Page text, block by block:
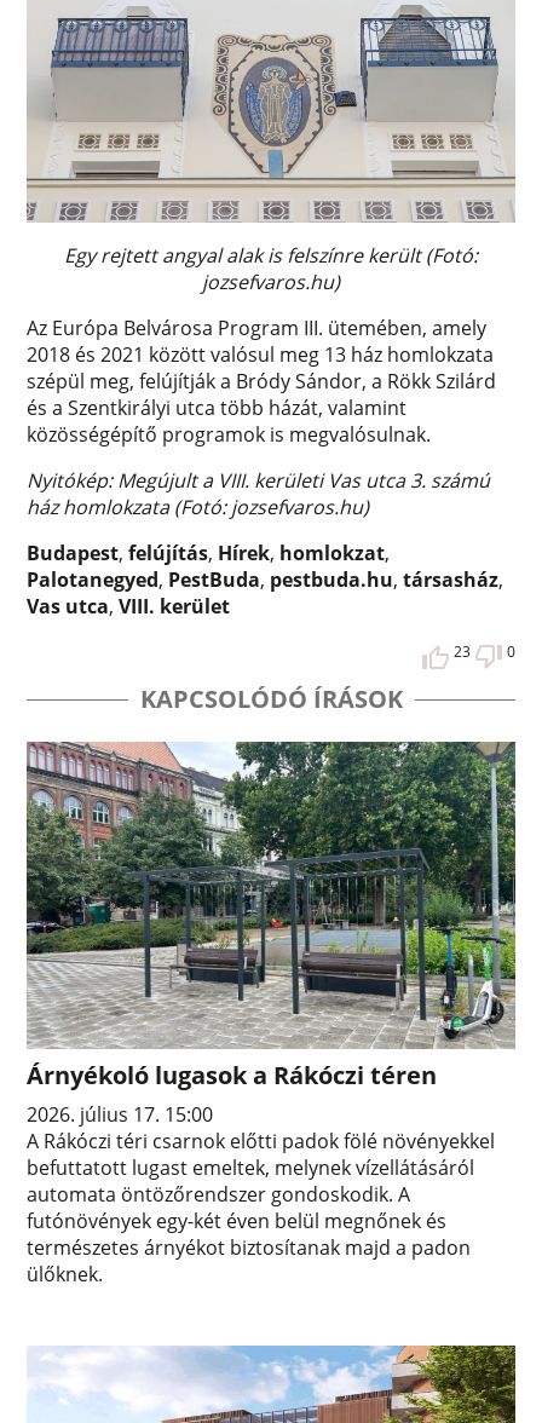
Egy rejtett angyal alak is felszínre került (Fotó:
jozsefvaros.hu)
Az Európa Belvárosa Program III. ütemében, amely
2018 és 2021 között valósul meg 13 ház homlokzata
szépül meg, felújítják a Bródy Sándor, a Rökk Szilárd
és a Szentkirályi utca több házát, valamint
közösségépítő programok is megvalósulnak.
Nyitókép: Megújult a VIII. kerületi Vas utca 3. számú
ház homlokzata (Fotó: jozsefvaros.hu)
Budapest,felújítás, Hírek, homlokzat,
Palotanegyed, PestBuda, pestbuda.hu,társasház,
Vas utca,VIII. kerület
23 0
KAPCSOLÓDÓ ÍRÁSOK
Árnyékoló lugasok a Rákóczi téren
2026. július 17. 15:00
A Rákóczi téri csarnok előtti padok fölé növényekkel
befuttatott lugast emeltek, melynek vízellátásáról
automata öntözőrendszer gondoskodik. A
futónövények egy-két éven belül megnőnek és
természetes árnyékot biztosítanak majd a padon
ülőknek.